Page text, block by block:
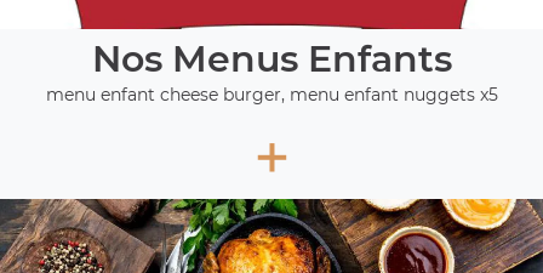
Nos Menus Enfants
menu enfant cheese burger, menu enfant nuggets x5
+